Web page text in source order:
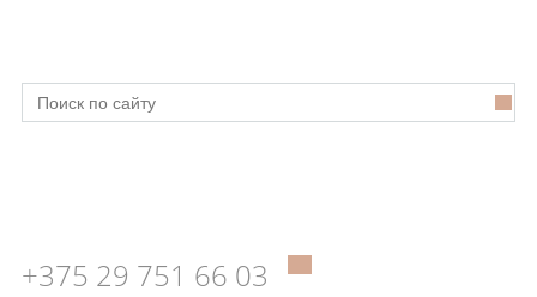
+375 29 751 66 03